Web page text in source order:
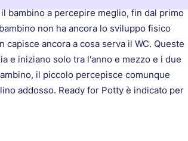
bambino a percepire meglio, fin dal primo
non ha ancora lo sviluppo fisico
ancora a cosa serva il WC. Queste
e iniziano solo tra l'anno e mezzo e i due
il piccolo percepisce comunque
addosso. Ready for Potty è indicato per